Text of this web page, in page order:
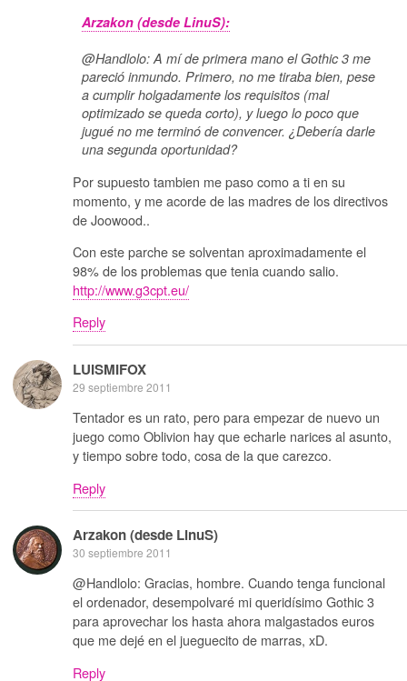
Arzakon (desde LinuS):
@Handlolo: A mí de primera mano el Gothic 3 me
pareció inmundo. Primero, no me tiraba bien, pese
a cumplir holgadamente los requisitos (mal
optimizado se queda corto), y luego lo poco que
jugué no me terminó de convencer. ¿Debería darle
una segunda oportunidad?
Por supuesto tambien me paso como a ti en su
momento, y me acorde de las madres de los directivos
de Joowood..
Con este parche se solventan aproximadamente el
98% de los problemas que tenia cuando salio.
http://www.g3cpt.eu/
Reply
LUISMIFOX
29 septiembre 2011
Tentador es un rato, pero para empezar de nuevo un
juego como Oblivion hay que echarle narices al asunto,
y tiempo sobre todo, cosa de la que carezco.
Reply
Arzakon (desde LinuS)
30 septiembre 2011
@Handlolo: Gracias, hombre. Cuando tenga funcional
el ordenador, desempolvaré mi queridísimo Gothic 3
para aprovechar los hasta ahora malgastados euros
que me dejé en el jueguecito de marras, xD.
Reply